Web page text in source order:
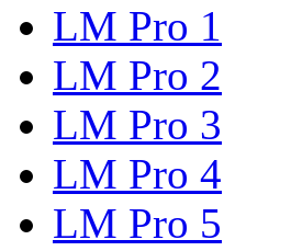
LM Pro 1
LM Pro 2
LM Pro 3
LM Pro 4
LM Pro 5